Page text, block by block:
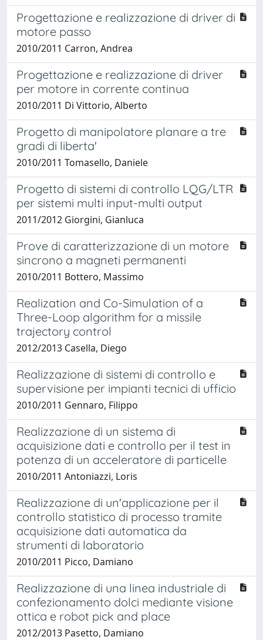
Progettazione e realizzazione di driver di
motore passo
2010/2011 Carron, Andrea
Progettazione e realizzazione di driver
per motore in corrente continua
2010/2011 Di Vittorio, Alberto
Progetto di manipolatore planare a tre
gradi di liberta'
2010/2011 Tomasello, Daniele
Progetto di sistemi di controllo LQG/LTR
per sistemi multi input-multi output
2011/2012 Giorgini, Gianluca
Prove di caratterizzazione di un motore
sincrono a magneti permanenti
2010/2011 Bottero, Massimo
Realization and Co-Simulation of a
Three-Loop algorithm for a missile
trajectory control
2012/2013 Casella, Diego
Realizzazione di sistemi di controllo e
supervisione per impianti tecnici di ufficio
2010/2011 Gennaro, Filippo
Realizzazione di un sistema di
acquisizione dati e controllo per il test in
potenza di un acceleratore di particelle
2010/2011 Antoniazzi, Loris
Realizzazione di un'applicazione per il
controllo statistico di processo tramite
acquisizione dati automatica da
strumenti di laboratorio
2010/2011 Picco, Damiano
Realizzazione di una linea industriale di
confezionamento dolci mediante visione
ottica e robot pick and place
2012/2013 Pasetto, Damiano